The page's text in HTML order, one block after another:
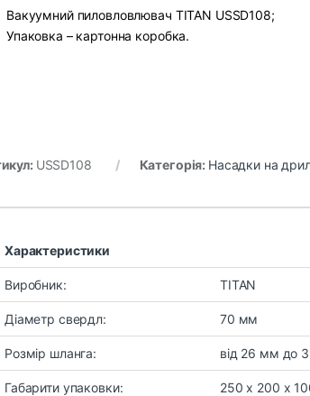
Вакуумний пиловловлювач TITAN USSD108;
Упаковка – картонна коробка.
USSD108 Категорія: Насадки на
Характеристики
Виробник: TITAN
Діаметр свердл: 70 мм
Розмір шланга: від 26 мм до
Габарити упаковки: 250 х 200 х